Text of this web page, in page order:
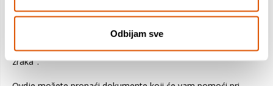
Odbijam sve
vozila. Preopterećivanjem vozila opterećuju se gume i ostali
povećane potrošnje goriva i kvara gume. Također može
prouzročiti ozbiljno pucanje, odvajanje dijelova ili "ispuštanje
zraka".